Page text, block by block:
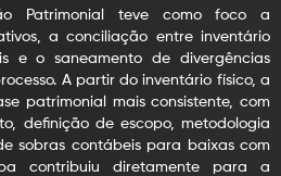
Patrimonial teve como foco a
a conciliação entre inventário
e o saneamento de divergências
A partir do inventário físico, a
patrimonial mais consistente, com
definição de escopo, metodologia
sobras contábeis para baixas com
contribuiu diretamente para a